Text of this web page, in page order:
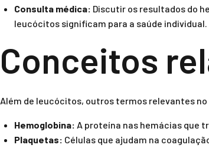
Consulta médica: Discutir os resultados do
leucócitos significam para a saúde individual.
Conceitos
Além de leucócitos, outros termos relevantes
Hemoglobina: A proteína nas hemácias que
Plaquetas: Células que ajudam na